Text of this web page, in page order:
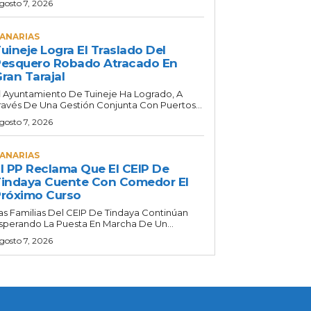
7, 2026
Logra El Traslado Del
Robado Atracado En
Tarajal
Ayuntamiento De Tuineje Ha Logrado, A
De Una Gestión Conjunta Con Puertos...
7, 2026
PP Reclama Que El CEIP De
Cuente Con Comedor El
Curso
Familias Del CEIP De Tindaya Continúan
La Puesta En Marcha De Un...
7, 2026